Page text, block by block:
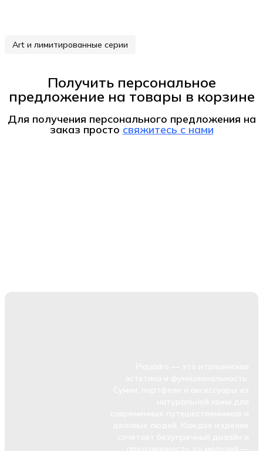
Art и лимитированные серии
Получить персональное
предложение на товары в корзине
Для получения персонального предложения на
заказ просто свяжитесь с нами